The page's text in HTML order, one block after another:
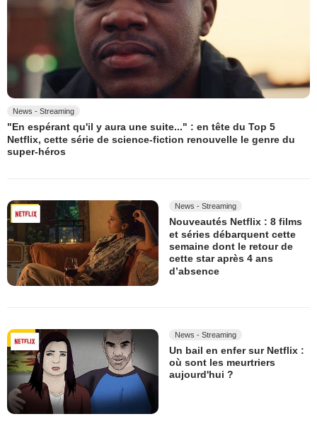
News - Streaming
"En espérant qu'il y aura une suite..." : en tête du Top 5
Netflix, cette série de science-fiction renouvelle le genre du
super-héros
News - Streaming
Nouveautés Netflix : 8 films
et séries débarquent cette
semaine dont le retour de
cette star après 4 ans
d’absence
News - Streaming
Un bail en enfer sur Netflix :
où sont les meurtriers
aujourd'hui ?